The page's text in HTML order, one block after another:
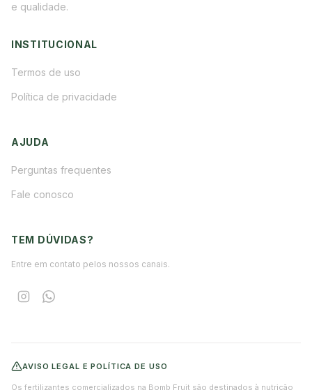
e qualidade.
INSTITUCIONAL
Termos de uso
Política de privacidade
AJUDA
Perguntas frequentes
Fale conosco
TEM DÚVIDAS?
Entre em contato pelos nossos canais.
AVISO LEGAL E POLÍTICA DE USO
Os fertilizantes comercializados na Bomb Fruit são destinados à nutrição